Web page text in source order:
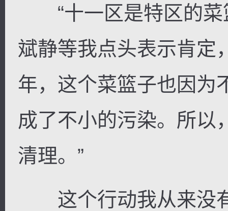
“十一区是特区的菜
斌静等我点头表示肯定
年，这个菜篮子也因为
成了不小的污染。所以
清理。”
这个行动我从来没